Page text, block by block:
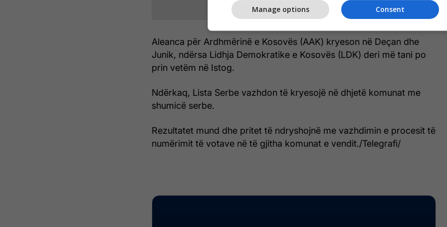
Aleanca për Ardhmërinë e Kosovës (AAK) kryeson në Deçan dhe
Junik, ndërsa Lidhja Demokratike e Kosovës (LDK) deri më tani po
prin vetëm në Istog.
Ndërkaq, Lista Serbe vazhdon të kryesojë në dhjetë komunat me
shumicë serbe.
Rezultatet mund dhe pritet të ndryshojnë me vazhdimin e procesit të
numërimit të votave në të gjitha komunat e vendit./Telegrafi/
Consent
Manage options